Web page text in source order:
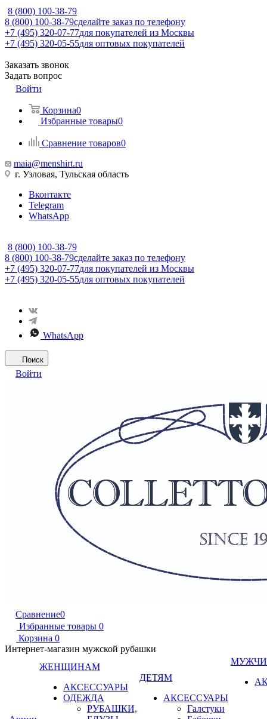
8 (800) 100-38-79
8 (800) 100-38-79сделайте заказ по телефону
+7 (495) 320-07-77для покупателей из Москвы
+7 (495) 320-05-55для оптовых покупателей
Заказать звонок
Задать вопрос
Войти
Корзина0
Избранные товары0
Сравнение товаров0
maia@menshirt.ru
г. Узловая, Тульская область
Вконтакте
Telegram
WhatsApp
8 (800) 100-38-79
8 (800) 100-38-79сделайте заказ по телефону
+7 (495) 320-07-77для покупателей из Москвы
+7 (495) 320-05-55для оптовых покупателей
WhatsApp
Поиск
Войти
Сравнение0
Избранные товары 0
Корзина 0
Интернет-магазин мужской рубашки
ЖЕНЩИНАМ
АКСЕССУАРЫ
ОДЕЖДА
РУБАШКИ,
ДЕТЯМ
АКСЕССУАРЫ
Галстуки